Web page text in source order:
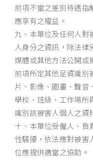
前項不當之差別待遇指
應享有之權益。
九、本單位及任何人對
人身分之資訊，除法律
媒體或其他方法公開或
前項所定其他足資識別
片、影像、圖畫、聲音
學校、班級、工作場所
識別該被害人個人之資
十、本單位受僱人、負
性騷擾，依法應對被害
位應提供適當之協助。